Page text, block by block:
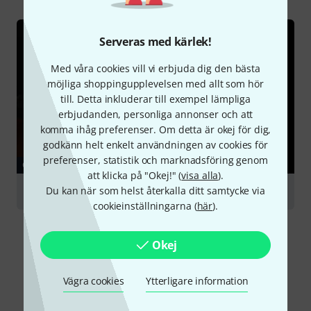
Serveras med kärlek!
Med våra cookies vill vi erbjuda dig den bästa
möjliga shoppingupplevelsen med allt som hör
till. Detta inkluderar till exempel lämpliga
erbjudanden, personliga annonser och att
komma ihåg preferenser. Om detta är okej för dig,
godkänn helt enkelt användningen av cookies för
preferenser, statistik och marknadsföring genom
att klicka på "Okej!" (visa alla).
Du kan när som helst återkalla ditt samtycke via
cookieinställningarna (här).
Okej
Vägra cookies Ytterligare information
GUIDE
Cello
Jämför alternativ